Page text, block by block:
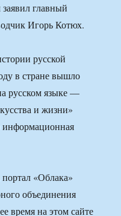
главный
Игорь Котюх.
русской
в стране вышло
русском языке —
и жизни»
«Облака»
объединения
время на этом сайте